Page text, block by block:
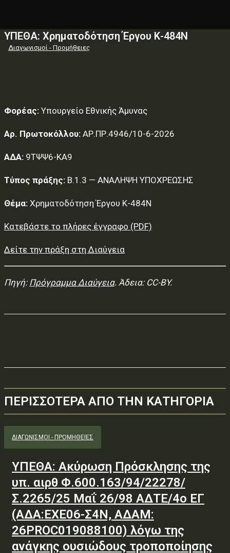
ΥΠΕΘΑ: Χρηματοδότηση Έργου Κ-484Ν
Διαγωνισμοί - Προμήθειες
Φορέας: Υπουργείο Εθνικής Άμυνας
Αρ. Πρωτοκόλλου: ΑΡ.ΠΡ.4946/10-6-2026
ΑΔΑ: 9ΤΨΨ6-ΚΑ9
Τύπος πράξης: Β.1.3 — ΑΝΑΛΗΨΗ ΥΠΟΧΡΕΩΣΗΣ
Θέμα: Χρηματοδότηση Έργου Κ-484Ν
Κατεβάστε το πλήρες έγγραφο (PDF)
Δείτε την πράξη στη Διαύγεια
Πηγή: Πρόγραμμα Διαύγεια. Άδεια: CC-BY.
ΠΕΡΙΣΣΟΤΕΡΑ ΑΠΟ ΤΗΝ ΚΑΤΗΓΟΡΙΑ
ΔΙΑΓΩΝΙΣΜΟΊ - ΠΡΟΜΉΘΕΙΕΣ
ΥΠΕΘΑ: Ακύρωση Πρόσκλησης της
υπ. αιρθ Φ.600.163/94/22278/
Σ.2265/25 Μαΐ 26/98 ΑΔΤΕ/4ο ΕΓ
(ΑΔΑ:ΕΧΕ06-Σ4Ν, ΑΔΑΜ:
26PROC019088100) λόγω της
ανάγκης ουσιώδους τροποποίησης